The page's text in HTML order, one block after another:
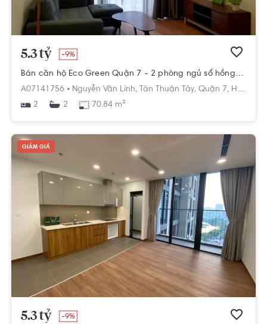
5.3 tỷ -9%
Bán căn hộ Eco Green Quận 7 - 2 phòng ngủ sổ hồng sẵn
A07141756 • Nguyễn Văn Linh, Tân Thuận Tây, Quận 7, Hồ Chí Minh
2
2 70.84 m²
GIẢM GIÁ
5.3 tỷ -9%